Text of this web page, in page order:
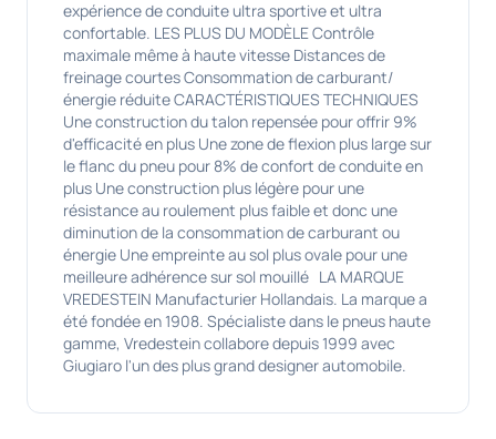
expérience de conduite ultra sportive et ultra
confortable. LES PLUS DU MODÈLE Contrôle
maximale même à haute vitesse Distances de
freinage courtes Consommation de carburant/
énergie réduite CARACTÉRISTIQUES TECHNIQUES
Une construction du talon repensée pour offrir 9%
d'efficacité en plus Une zone de flexion plus large sur
le flanc du pneu pour 8% de confort de conduite en
plus Une construction plus légère pour une
résistance au roulement plus faible et donc une
diminution de la consommation de carburant ou
énergie Une empreinte au sol plus ovale pour une
meilleure adhérence sur sol mouillé LA MARQUE
VREDESTEIN Manufacturier Hollandais. La marque a
été fondée en 1908. Spécialiste dans le pneus haute
gamme, Vredestein collabore depuis 1999 avec
Giugiaro l'un des plus grand designer automobile.